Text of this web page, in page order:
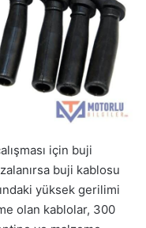
için buji
buji kablosu
yüksek gerilimi
olan kablolar, 300